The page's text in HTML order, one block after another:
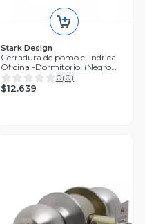
Stark Design
Cerradura de pomo cilíndrica,
Oficina -Dormitorio. (Negro
mate)
0(0)
$12.639